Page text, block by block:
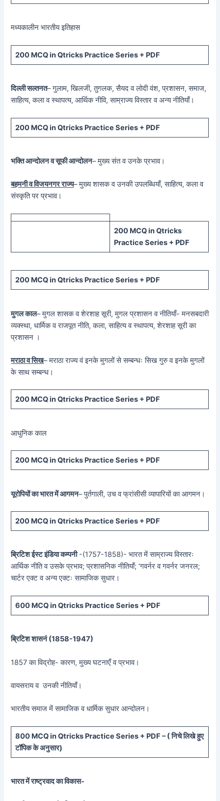
मध्यकालीन भारतीय इतिहास
200 MCQ in Qtricks Practice Series + PDF
दिल्ली सल्तनत– गुलाम, खिलजी, तुगलक, सैयद व लोदी वंश, प्रशासन, समाज,
साहित्य, कला व स्थापत्य, आर्थिक नीवि, साम्राज्य विस्तार व अन्य नीतियाँ।
200 MCQ in Qtricks Practice Series + PDF
भक्ति आन्दोलन व सूफी आन्दोलन– मुख्य संत व उनके प्रभाव।
बहमनी व विजयनगर राज्य– मुख्य शासक व उनकी उपलब्धियाँ, साहित्य, कला व
संस्कृति पर प्रभाव।
200 MCQ in Qtricks
Practice Series + PDF
200 MCQ in Qtricks Practice Series + PDF
मुगल काल– मुगल शासक व शेरशाह सूरी, मुगल प्रशासन व नीतियाँ- मनसबदारी
व्यक्स्था, धार्मिक व राजपूत नीति, कला, साहित्य व स्थापत्य, शेरशाह सूरी का
प्रशासन ।
मराठा व सिख– मराठा राज्य वं इनके मुगलों से सम्बन्धः सिख गुरु व इनके मुगलों
के साथ सम्बन्ध।
200 MCQ in Qtricks Practice Series + PDF
आधुनिक काल
200 MCQ in Qtricks Practice Series + PDF
यूरोपियों का भारत में आगमन– पुर्तगाली, उच व फ्रांसीसी व्यापारियों का आगमन।
200 MCQ in Qtricks Practice Series + PDF
ब्रिटिश ईस्ट इंडिया कम्पनी-(1757-1858)- भारत में साम्राज्य विस्तारः
आर्थिक नीति व उसके प्रभाव; प्रशासनिक नीतियाँ; ‘गवर्नर व गवर्नर जनरल;
चार्टर एक्ट व अन्य एक्टः सामाजिक सुधार।
600 MCQ in Qtricks Practice Series + PDF
ब्रिटिश शासनं (1858-1947)
1857 का विद्रोह- कारण, मुख्य घटनाएँ व प्रभाव।
वायसराय व उनकी नीतियाँ।
भारतीय समाज में सामाजिक व धार्मिक सुधार आन्दोलन।
800 MCQ in Qtricks Practice Series + PDF – (निचे लिखे हुए
टॉपिक के अनुसार)
भारत में राष्ट्रवाद का विकास-